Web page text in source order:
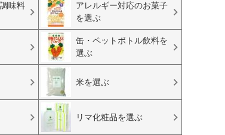
味料
アレルギー対応のお菓子
を選ぶ
缶・ペットボトル飲料を
選ぶ
米を選ぶ
リマ化粧品を選ぶ